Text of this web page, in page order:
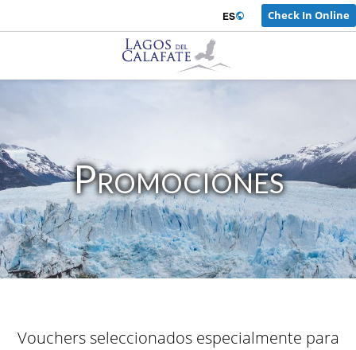
ES Iniciar Sesión
Promociones
Vouchers seleccionados especialmente para
Check In Online